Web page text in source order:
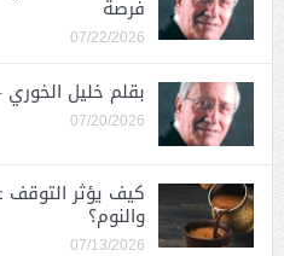
فرصة
07/22/2026
بقلم خليل
07/20/2026
كيف يؤثر التوقف
والنوم؟
07/13/2026